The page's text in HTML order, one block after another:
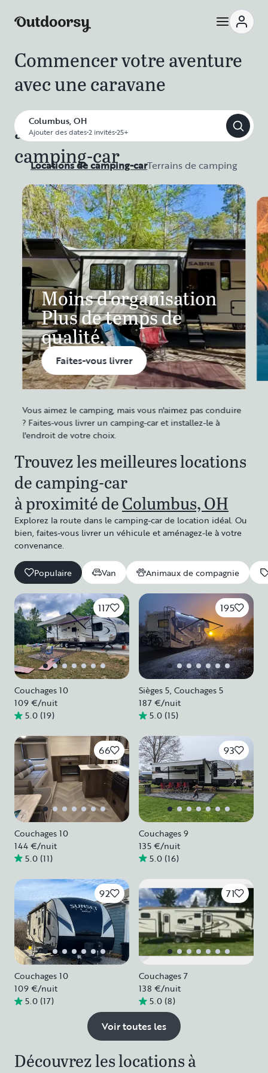
Commencer votre aventure
avec une caravane
avec une location de
camping-car
Columbus, OH
Ajouter des dates•2 invités•25+
Locations de camping-carTerrains de camping
Moins d'organisation
Plus de temps de
qualité.
Faites-vous livrer
Vous aimez le camping, mais vous n'aimez pas conduire
? Faites-vous livrer un camping-car et installez-le à
l'endroit de votre choix.
Trouvez les meilleures locations
de camping-car
à proximité deColumbus, OH
Explorez la route dans le camping-car de location idéal. Ou
bien, faites-vous livrer un véhicule et aménagez-le à votre
convenance.
Populaire Van Animaux de compagnie
117
Couchages 10
109 €/nuit
5.0 (19)
195
Sièges 5, Couchages 5
187 €/nuit
5.0 (15)
66
Couchages 10
144 €/nuit
5.0 (11)
93
Couchages 9
135 €/nuit
5.0 (16)
92
Couchages 10
109 €/nuit
5.0 (17)
71
Couchages 7
138 €/nuit
5.0 (8)
Voir toutes les
Découvrez les locations à